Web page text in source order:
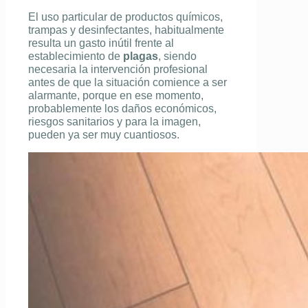
El uso particular de productos químicos,
trampas y desinfectantes, habitualmente
resulta un gasto inútil frente al
establecimiento de plagas, siendo
necesaria la intervención profesional
antes de que la situación comience a ser
alarmante, porque en ese momento,
probablemente los daños económicos,
riesgos sanitarios y para la imagen,
pueden ya ser muy cuantiosos.